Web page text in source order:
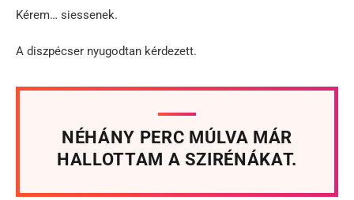
Kérem… siessenek.
A diszpécser nyugodtan kérdezett.
NÉHÁNY PERC MÚLVA MÁR
HALLOTTAM A SZIRÉNÁKAT.